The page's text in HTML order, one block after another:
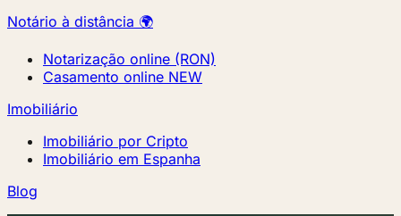
Notário à distância 🌍
Notarização online (RON)
Casamento online NEW
Imobiliário
Imobiliário por Cripto
Imobiliário em Espanha
Blog